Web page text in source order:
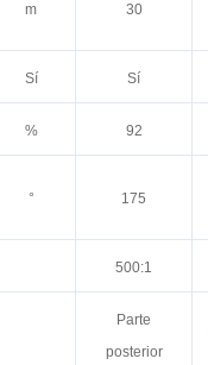
m 30
Sí Sí
% 92
° 175
500:1
Parte
posterior